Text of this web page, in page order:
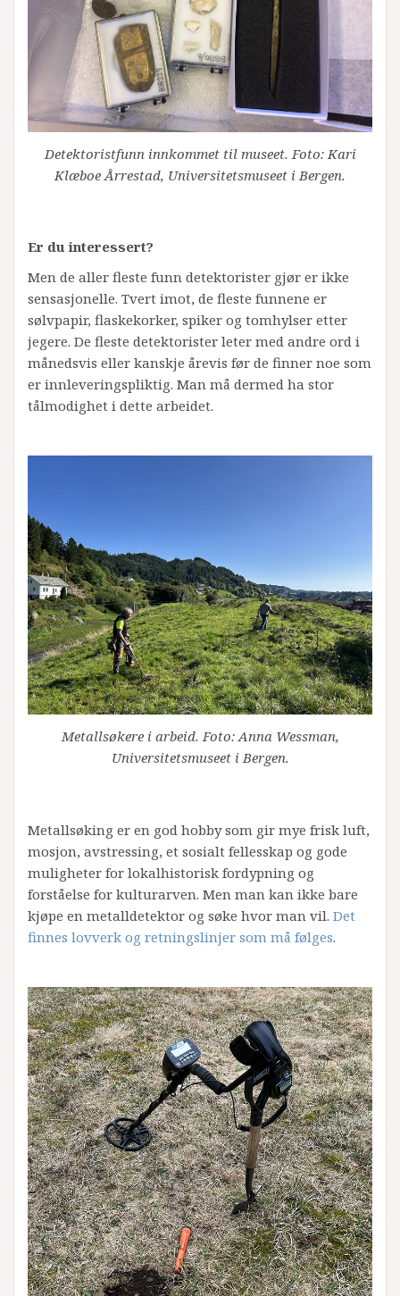
Detektoristfunn innkommet til museet. Foto: Kari
Klæboe Årrestad, Universitetsmuseet i Bergen.
Er du interessert?
Men de aller fleste funn detektorister gjør er ikke
sensasjonelle. Tvert imot, de fleste funnene er
sølvpapir, flaskekorker, spiker og tomhylser etter
jegere. De fleste detektorister leter med andre ord i
månedsvis eller kanskje årevis før de finner noe som
er innleveringspliktig. Man må dermed ha stor
tålmodighet i dette arbeidet.
Metallsøkere i arbeid. Foto: Anna Wessman,
Universitetsmuseet i Bergen.
Metallsøking er en god hobby som gir mye frisk luft,
mosjon, avstressing, et sosialt fellesskap og gode
muligheter for lokalhistorisk fordypning og
forståelse for kulturarven. Men man kan ikke bare
kjøpe en metalldetektor og søke hvor man vil. Det
finnes lovverk og retningslinjer som må følges.